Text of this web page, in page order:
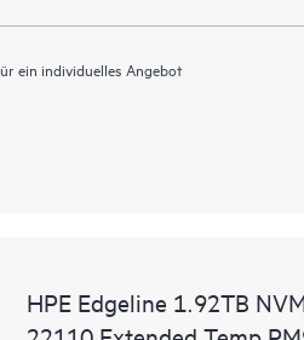
ein individuelles Angebot
HPE Edgeline 1.92TB